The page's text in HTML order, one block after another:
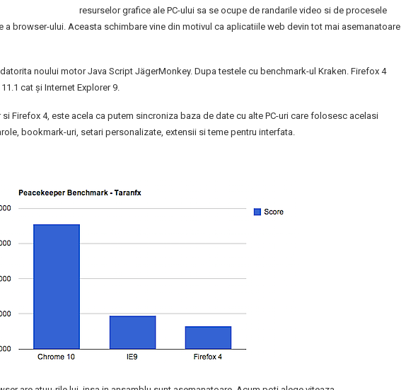
resurselor grafice ale PC-ului sa se ocupe de randarile video si de procesele
a browser-ului. Aceasta schimbare vine din motivul ca aplicatiile web devin tot mai asemanatoare
noului motor Java Script JägerMonkey. Dupa testele cu benchmark-ul Kraken. Firefox 4
cat şi Internet Explorer 9.
si Firefox 4, este acela ca putem sincroniza baza de date cu alte PC-uri care folosesc acelasi
bookmark-uri, setari personalizate, extensii si teme pentru interfata.